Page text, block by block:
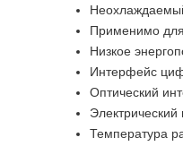
Применимо
Низкое
Интерфейс
Оптический
Температура